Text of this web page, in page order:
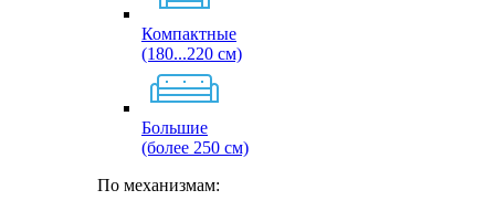
Компактные
(180...220 см)
Большие
(более 250 см)
По механизмам: